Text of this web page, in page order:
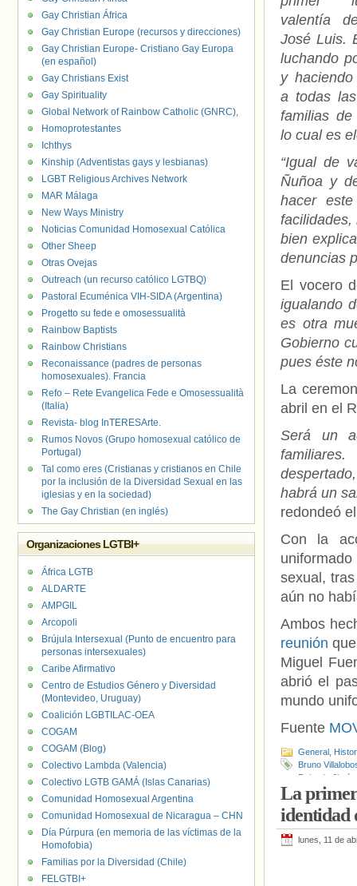
valentía
José Luis.
luchando
y
a todas
familias
lo cual es
“Igual de
Ñuñoa y
hacer
facilidades,
bien
denuncias
El vocero
igualando
es otra
Gobierno
pues éste
La
abril en el
Será un
habrá un
redondeó
Con la
sexual,
aún no
Ambos
reunión
Miguel
abrió el
mundo
Fuente
General
Bruno
Rolando
La
identidad
lunes, 11 de
Gay Christian África
Gay Christian Europe (recursos y direcciones)
Gay Christian Europe- Cristiano Gay Europa
(en español)
Gay Christians Exist
Gay Spirituality
Global Network of Rainbow Catholic (GNRC),
Homoprotestantes
Ichthys
Kinship (Adventistas gays y lesbianas)
LGBT Religious Archives Network
MAR Málaga
New Ways Ministry
Noticias Comunidad Homosexual Católica
Other Sheep
Otras Ovejas
Outreach (un recurso católico LGTBQ)
Pastoral Ecuménica VIH-SIDA (Argentina)
Progetto su fede e omosessualità
Rainbow Baptists
Rainbow Christians
Reconaissance (padres de personas
homosexuales). Francia
Refo – Rete Evangelica Fede e Omosessualità
(Italia)
Revista- blog InTERESArte.
Rumos Novos (Grupo homosexual católico de
Portugal)
Tal como eres (Cristianas y cristianos en Chile
por la inclusión de la Diversidad Sexual en las
iglesias y en la sociedad)
The Gay Christian (en inglés)
Organizaciones LGTBI+
África LGTB
ALDARTE
AMPGIL
Arcopoli
Brújula Intersexual (Punto de encuentro para
personas intersexuales)
Caribe Afirmativo
Centro de Estudios Género y Diversidad
(Montevideo, Uruguay)
Coalición LGBTILAC-OEA
COGAM
COGAM (Blog)
Colectivo Lambda (Valencia)
Colectivo LGTB GAMÁ (Islas Canarias)
Comunidad Homosexual Argentina
Comunidad Homosexual de Nicaragua – CHN
Día Púrpura (en memoria de las víctimas de la
Homofobia)
Familias por la Diversidad (Chile)
FELGTBI+